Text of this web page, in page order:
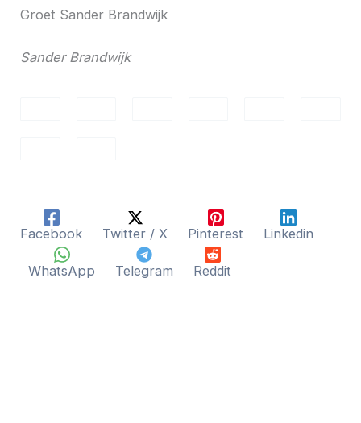
Groet Sander Brandwijk
Sander Brandwijk
Facebook Twitter / X Pinterest Linkedin
WhatsApp Telegram Reddit